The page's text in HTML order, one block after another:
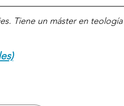
Tiene un máster en